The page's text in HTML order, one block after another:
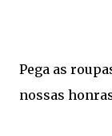
Pega as
nossas